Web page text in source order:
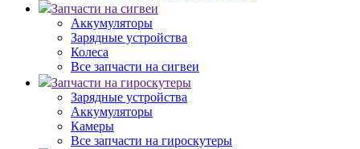
Запчасти на сигвеи
Аккумуляторы
Зарядные устройства
Колеса
Все запчасти на сигвеи
Запчасти на гироскутеры
Зарядные устройства
Аккумуляторы
Камеры
Все запчасти на гироскутеры